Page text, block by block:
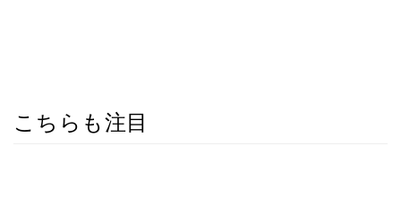
こちらも注目